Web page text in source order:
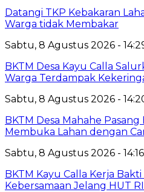
Datangi TKP Kebakaran
Warga tidak Membakar
Sabtu, 8 Agustus 2026 -
BKTM Desa Kayu Calla
Warga Terdampak
Sabtu, 8 Agustus 2026 -
BKTM Desa Mahahe
Membuka Lahan dengan
Sabtu, 8 Agustus 2026 -
BKTM Kayu Calla Kerja
Kebersamaan Jelang HUT RI